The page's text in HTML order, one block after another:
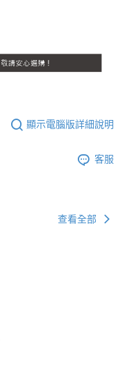
顯示電腦版詳細說明
客服
查看全部